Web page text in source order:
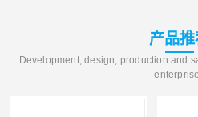
产品推
Development, design, production and